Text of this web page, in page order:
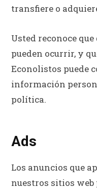
transfiere o
Usted reconoce
pueden ocurrir, y
Econolistos puede
información
política.
Ads
Los anuncios que
nuestros sitios web